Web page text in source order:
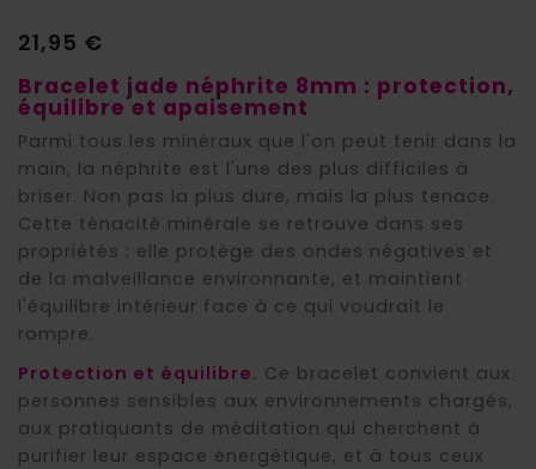
21,95 €
Bracelet jade néphrite 8mm : protection,
équilibre et apaisement
Parmi tous les minéraux que l'on peut tenir dans la
main, la néphrite est l'une des plus difficiles à
briser. Non pas la plus dure, mais la plus tenace.
Cette ténacité minérale se retrouve dans ses
propriétés : elle protège des ondes négatives et
de la malveillance environnante, et maintient
l'équilibre intérieur face à ce qui voudrait le
rompre.
Protection et équilibre. Ce bracelet convient aux
personnes sensibles aux environnements chargés,
aux pratiquants de méditation qui cherchent à
purifier leur espace énergétique, et à tous ceux